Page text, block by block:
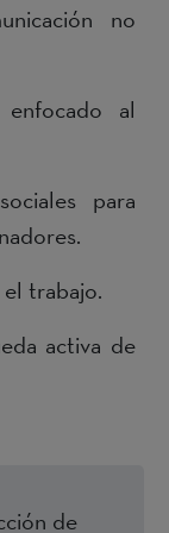
no
al
para
trabajo.
activa de
de